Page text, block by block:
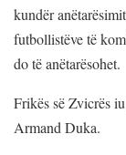
kundër
futbollistëve të
do të anëtarësohet.
Frikës së Zvicrës
Armand Duka.